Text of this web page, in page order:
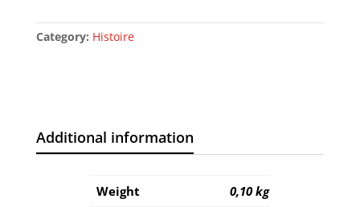
Category: Histoire
Additional information
Weight 0,10 kg